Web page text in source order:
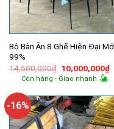
Bộ Bàn Ăn 8 Ghế Hiện Đại
99%
14,500,000₫ Giá
gốc
là:
10,000,000₫
Còn hàng - Giao nhanh
-16%